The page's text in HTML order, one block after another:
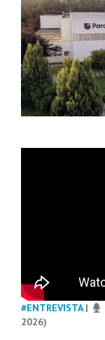
#ENTREVISTA|
2026)